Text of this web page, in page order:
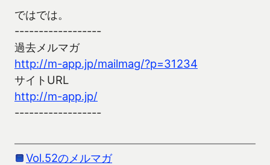
ではでは。
------------------
過去メルマガ
http://m-app.jp/mailmag/?p=31234
サイトURL
http://m-app.jp/
------------------
Vol.52のメルマガ